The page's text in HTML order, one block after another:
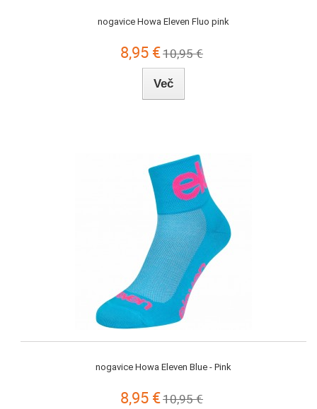
nogavice Howa Eleven Fluo pink
8,95 €10,95 €
Več
nogavice Howa Eleven Blue - Pink
8,95 €10,95 €